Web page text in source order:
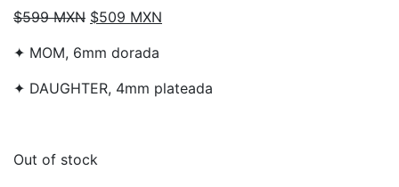
$599 MXN Original
was:
$599 MXN.
$509 MXN
$509 MXN.
✦ MOM, 6mm dorada
✦ DAUGHTER, 4mm plateada
Out of stock